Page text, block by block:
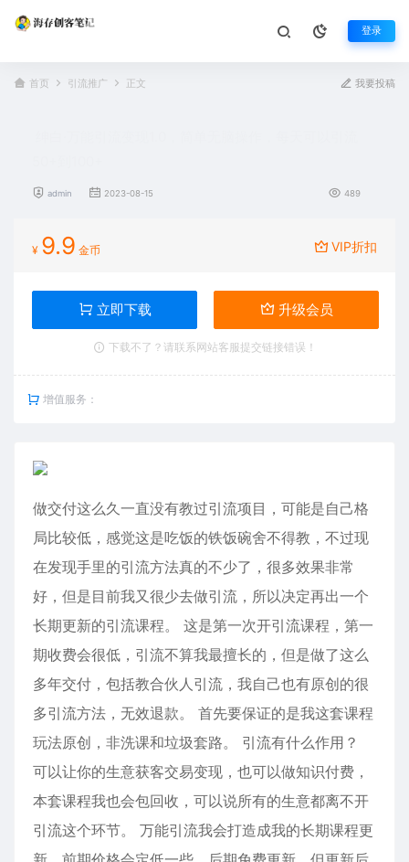
登录
首页 引流推广 正文 我要投稿
admin 2023-08-15 489
¥ 9.9 金币 VIP折扣
立即下载 升级会员
下载不了？请联系网站客服提交链接错误！
增值服务：
做交付这么久一直没有教过引流项目，可能是自己格
局比较低，感觉这是吃饭的铁饭碗舍不得教，不过现
在发现手里的引流方法真的不少了，很多效果非常
好，但是目前我又很少去做引流，所以决定再出一个
长期更新的引流课程。 这是第一次开引流课程，第一
期收费会很低，引流不算我最擅长的，但是做了这么
多年交付，包括教合伙人引流，我自己也有原创的很
多引流方法，无效退款。 首先要保证的是我这套课程
玩法原创，非洗课和垃圾套路。 引流有什么作用？
可以让你的生意获客交易变现，也可以做知识付费，
本套课程我也会包回收，可以说所有的生意都离不开
引流这个环节。 万能引流我会打造成我的长期课程更